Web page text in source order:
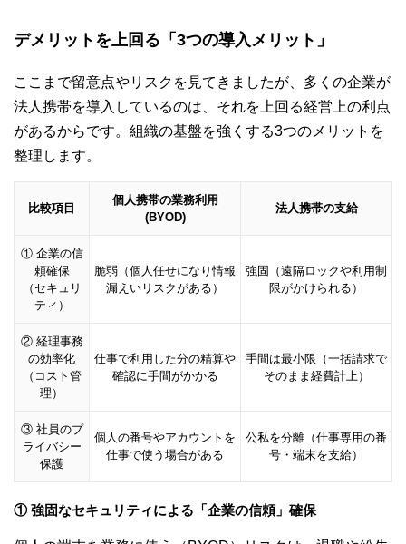
デメリットを上回る「3つの導入メリット」
ここまで留意点やリスクを見てきましたが、多くの企業が
法人携帯を導入しているのは、それを上回る経営上の利点
があるからです。組織の基盤を強くする3つのメリットを
整理します。
比較項目
個人携帯の業務利用
(BYOD)
法人携帯の支給
① 企業の信
頼確保
（セキュリ
ティ）
脆弱（個人任せになり情報
漏えいリスクがある）
強固
（遠隔ロックや利用制
限がかけられる）
② 経理事務
の効率化
（コスト管
理）
仕事で利用した分の精算や
確認に手間がかかる
手間は最小限 （一括請求で
そのまま経費計上）
③ 社員のプ
ライバシー
保護
個人の番号やアカウントを
仕事で使う場合がある
公私を分離 （仕事専用の番
号・端末を支給）
① 強固なセキュリティによる「企業の信頼」確保